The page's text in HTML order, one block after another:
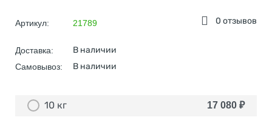
0 отзывов
Артикул: 21789
Доставка: В наличии
Самовывоз: В наличии
10 кг 17 080 ₽